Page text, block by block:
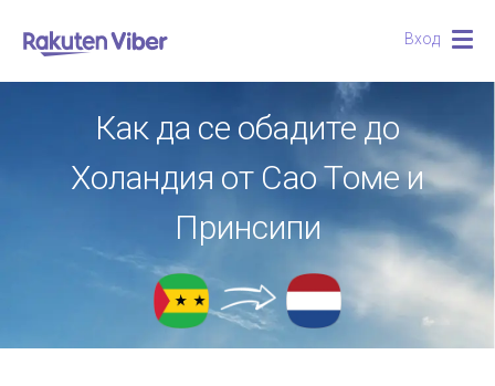
Вход
Как да се обадите до
Холандия от Сао Томе и
Принсипи